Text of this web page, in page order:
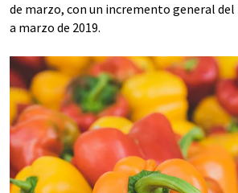
de marzo, con un incremento general del
a marzo de 2019.